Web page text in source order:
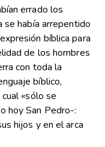
errado los
se había arrepentido
bíblica para
de los hombres
con toda la
bíblico,
«sólo se
hoy San Pedro-:
hijos y en el arca